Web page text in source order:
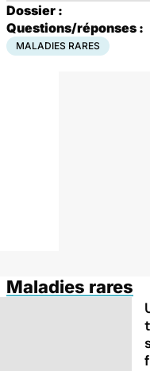
Dossier :
Questions/réponses :
MALADIES RARES
Maladies rares